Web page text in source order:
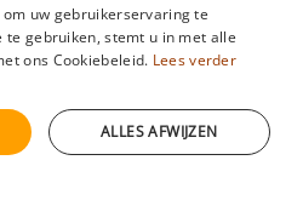
gemaakt met
webwinkel
uw gebruikerservaring te
gebruiken, stemt u in met alle
ons Cookiebeleid. Lees verder
ALLES AFWIJZEN